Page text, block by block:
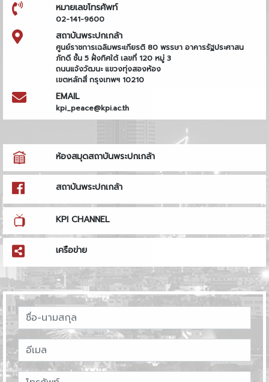
หมายเลขโทรศัพท์
02-141-9600
สถาบันพระปกเกล้า
ศูนย์ราชการเฉลิมพระเกียรติ 80 พรรษา อาคารรัฐประศาสน
ภักดี ชั้น 5 ฝั่งทิศใต้ เลขที่ 120 หมู่ 3
ถนนแจ้งวัฒนะ แขวงทุ่งสองห้อง
เขตหลักสี่ กรุงเทพฯ 10210
EMAIL
kpi_peace@kpi.ac.th
ห้องสมุดสถาบันพระปกเกล้า
สถาบันพระปกเกล้า
KPI CHANNEL
เครือข่าย